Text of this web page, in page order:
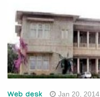
Jan 20, 2014